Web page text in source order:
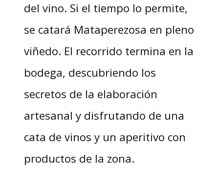
del vino. Si el tiempo lo permite,
se catará Mataperezosa en pleno
viñedo. El recorrido termina en la
bodega, descubriendo los
secretos de la elaboración
artesanal y disfrutando de una
cata de vinos y un aperitivo con
productos de la zona.